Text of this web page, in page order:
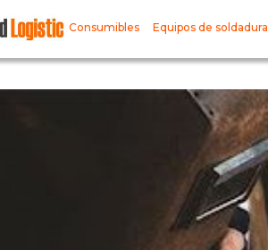
Consumibles Equipos de soldadura